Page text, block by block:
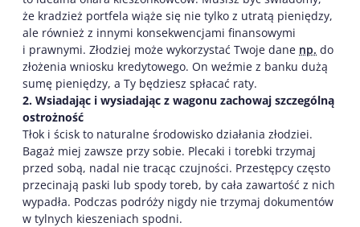
że kradzież portfela wiąże się nie tylko z utratą pieniędzy,
ale również z innymi konsekwencjami finansowymi
i prawnymi. Złodziej może wykorzystać Twoje dane np. do
złożenia wniosku kredytowego. On weźmie z banku dużą
sumę pieniędzy, a Ty będziesz spłacać raty.
2. Wsiadając i wysiadając z wagonu zachowaj szczególną
ostrożność
Tłok i ścisk to naturalne środowisko działania złodziei.
Bagaż miej zawsze przy sobie. Plecaki i torebki trzymaj
przed sobą, nadal nie tracąc czujności. Przestępcy często
przecinają paski lub spody toreb, by cała zawartość z nich
wypadła. Podczas podróży nigdy nie trzymaj dokumentów
w tylnych kieszeniach spodni.